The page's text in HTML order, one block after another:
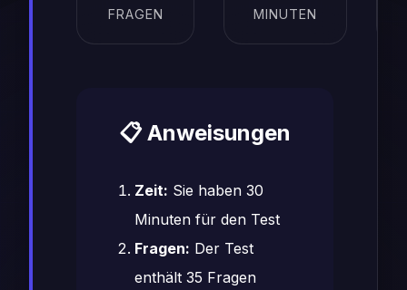
FRAGEN MINUTEN
📋 Anweisungen
Zeit: Sie haben 30
Minuten für den Test
Fragen: Der Test
enthält 35 Fragen